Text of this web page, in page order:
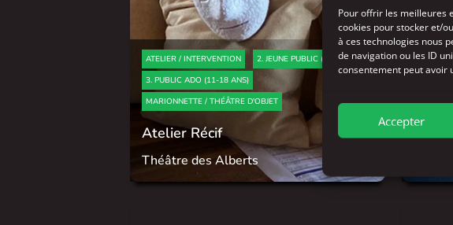
Pour offrir les meilleures
cookies pour stocker et/
à ces technologies nous
de navigation ou les ID
consentement peut avoir
Accepter
ATELIER / INTERVENTION
2. JEUNE PUBLIC (3-10 ANS)
3. PUBLIC ADO (11-18 ANS)
MARIONNETTE / THÉÂTRE D'OBJET
Atelier Récif
Théâtre des Alberts
3.
La
Cie